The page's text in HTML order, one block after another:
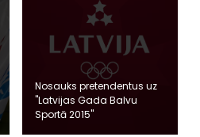
Nosauks pretendentus uz
"Latvijas Gada Balvu
Sportā 2015"